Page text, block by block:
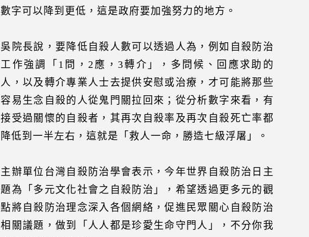
數字可以降到更低，這是政府要加強努力的地方。
吳院長說，要降低自殺人數可以透過人為，例如自殺防治
工作強調「1問，2應，3轉介」，多問候、回應求助的
人，以及轉介專業人士去提供安慰或治療，才可能將那些
容易生念自殺的人從鬼門關拉回來；從分析數字來看，有
接受過關懷的自殺者，其再次自殺率及再次自殺死亡率都
降低到一半左右，這就是「救人一命，勝造七級浮屠」。
主辦單位台灣自殺防治學會表示，今年世界自殺防治日主
題為「多元文化社會之自殺防治」，希望透過更多元的觀
點將自殺防治理念深入各個網絡，促進民眾關心自殺防治
相關議題，做到「人人都是珍愛生命守門人」，不分你我